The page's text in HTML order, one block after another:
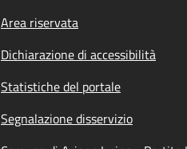
Footer menu
Area riservata
Dichiarazione di accessibilità
Statistiche del portale
Segnalazione disservizio